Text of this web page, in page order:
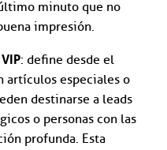
minuto que no
impresión.
: define desde el
artículos especiales o
destinarse a leads
o personas con las
profunda. Esta